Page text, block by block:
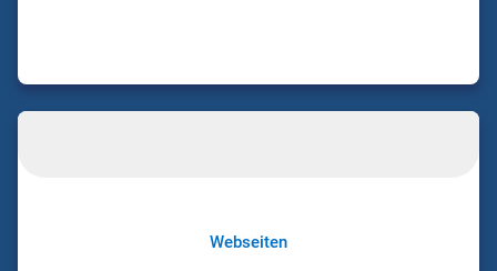
Webseiten